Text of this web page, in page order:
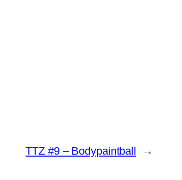
TTZ #9 – Bodypaintball →